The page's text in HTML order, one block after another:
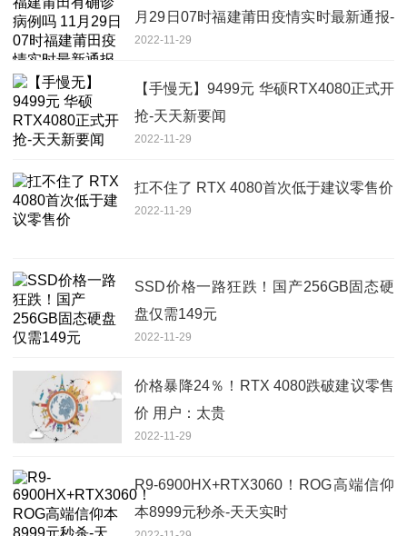
月29日07时福建莆田疫情实时最新通报-
每日快讯
2022-11-29
【手慢无】9499元 华硕RTX4080正式开
抢-天天新要闻
2022-11-29
扛不住了 RTX 4080首次低于建议零售价
2022-11-29
SSD价格一路狂跌！国产256GB固态硬
盘仅需149元
2022-11-29
价格暴降24％！RTX 4080跌破建议零售
价 用户：太贵
2022-11-29
R9-6900HX+RTX3060！ROG高端信仰
本8999元秒杀-天天实时